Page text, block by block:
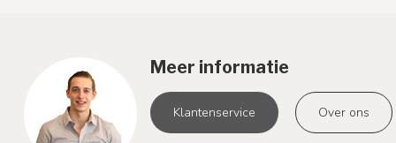
Meer informatie
Klantenservice Over ons